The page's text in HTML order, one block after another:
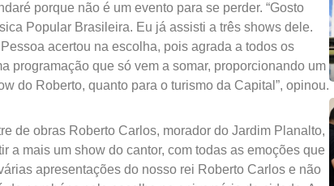
porque não é um evento para se perder. “Gosto
Popular Brasileira. Eu já assisti a três shows dele.
acertou na escolha, pois agrada a todos os
programação que só vem a somar, proporcionando um
do Roberto, quanto para o turismo da Capital”, opinou.
de obras Roberto Carlos, morador do Jardim Planalto,
a mais um show do cantor, com todas as emoções que
apresentações do nosso rei Roberto Carlos e não